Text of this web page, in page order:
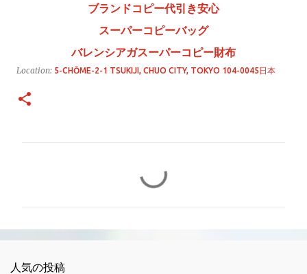
ブランドコピー代引き安心
スーパーコピーバッグ
バレンシアガスーパーコピー財布
Location: 5-CHŌME-2-1 TSUKIJI, CHUO CITY, TOKYO 104-0045日本
人気の投稿